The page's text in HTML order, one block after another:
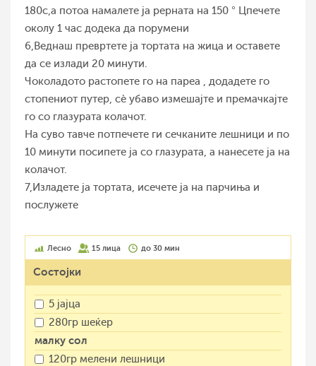
180с,а потоа намалете ја рерната на 150 ° Цпечете
околу 1 час додека да порумени
6,Веднаш превртете ја тортата на жица и оставете
да се излади 20 минути.
Чоколадото растопете го на пареа , додадете го
стопениот путер, сè убаво измешајте и премачкајте
го со глазурата колачот.
На суво тавче потпечете ги сечканите лешници и по
10 минути посипете ја со глазурата, а нанесете ја на
колачот.
7,Изладете ја тортата, исечете ја на парчиња и
послужете
Лесно 15 лица до 30 мин
Состојки
5 јајца
280гр шеќер
малку сол
120гр мелени лешници